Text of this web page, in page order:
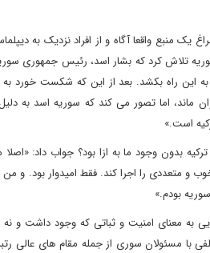
یک منبع واقعا آگاه و از افراد نزدیک به
تلاش کرد که بشار اسد، رئیس جمهوری
به این راه بکشد. بعد از این که شکست خورد
ماند، اما تصور می کند که سوریه اسد
است.»
بدون وجود ما به ازا بود؟ جواب داد:
و متعددی را اجرا کند. فقط امیدوار بود. و
بودم.»
به معنای امنیت و ثباتی که وجود داشت و
با مسئولان سوری از جمله مقام های عالی